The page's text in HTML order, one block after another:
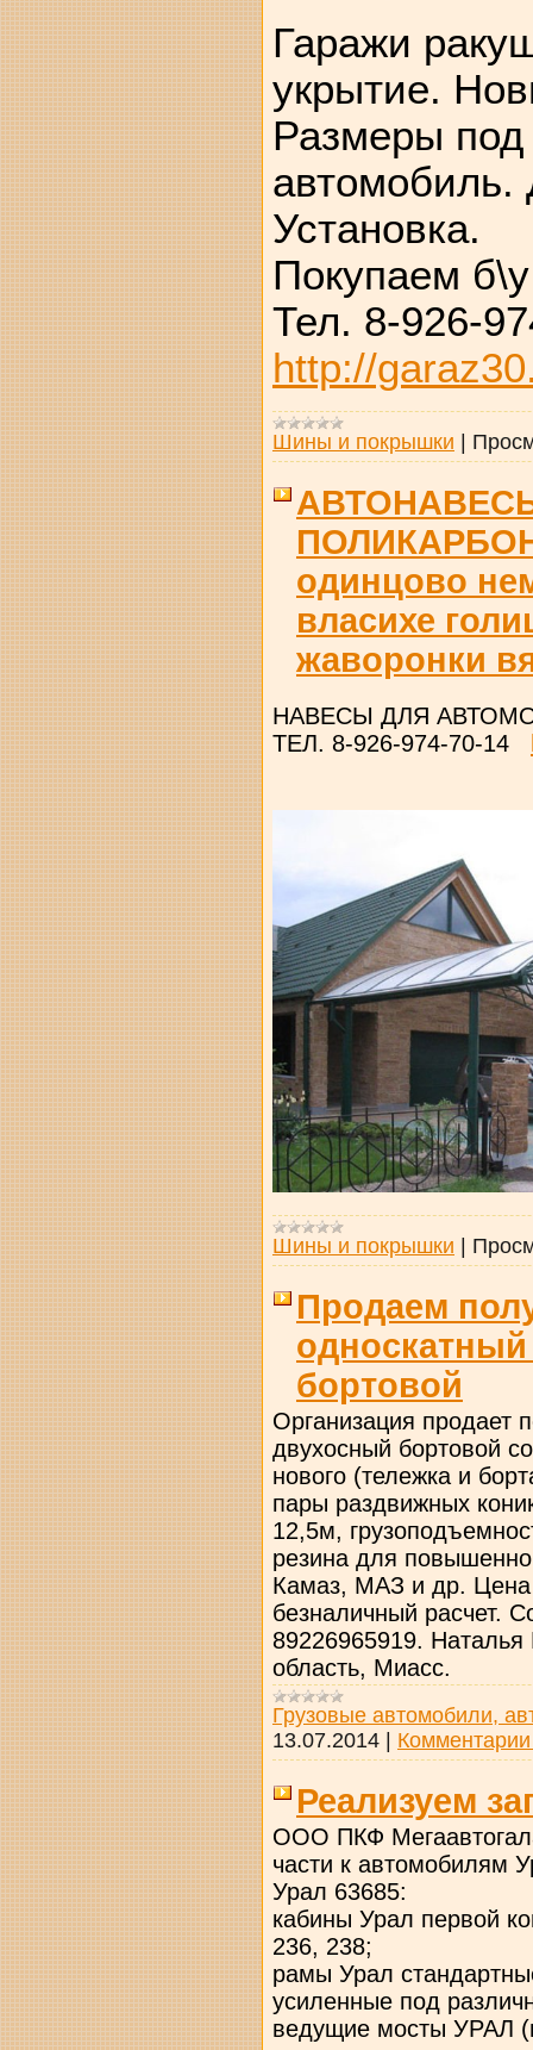
Гаражи
укрытие.
Размеры
автомобиль.
Установка.
Покупаем
Тел. 8-926-
http://
Шины и покрышки
одинцово
власихе
жаворонки
НАВЕСЫ ДЛЯ
ТЕЛ. 8-926-974-70-14
Шины и покрышки |
Продаем
бортовой
Организация продает
двухосный бортовой
нового (тележка и
пары раздвижных
12,5м,
резина для
Камаз, МАЗ и др.
безналичный расчет.
89226965919. Наталья
область, Миасс.
Грузовые автомобили,
13.07.2014 |
Реализуем
ООО ПКФ
части к автомобилям
Урал 63685:
кабины Урал первой
236, 238;
рамы Урал
усиленные под
ведущие мосты УРАЛ